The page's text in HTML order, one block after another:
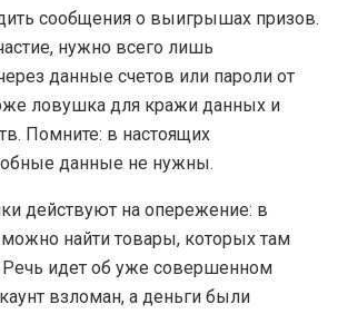
сообщения о выигрышах призов.
нужно всего лишь
данные счетов или пароли от
ловушка для кражи данных и
Помните: в настоящих
данные не нужны.
действуют на опережение: в
найти товары, которых там
идет об уже совершенном
взломан, а деньги были